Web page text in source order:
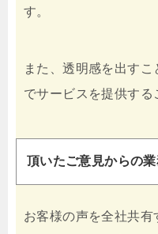
す。
また、透明感を出す
でサービスを提供する
頂いたご意見からの
お客様の声を全社共